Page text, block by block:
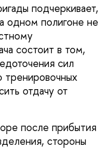
подчеркивает,
одном полигоне не
состоит в том,
сил
тренировочных
отдачу от
после прибытия
стороны